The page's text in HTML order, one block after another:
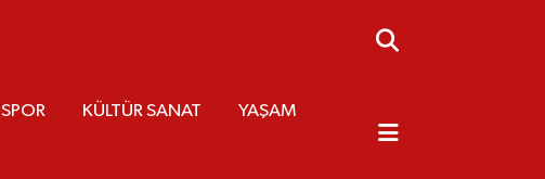
SPOR KÜLTÜR SANAT YAŞAM